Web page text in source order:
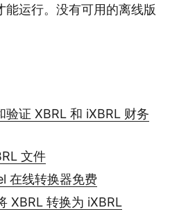
运行。没有可用的离线版
证 XBRL 和 iXBRL 财务
文件
在线转换器免费
XBRL 转换为 iXBRL